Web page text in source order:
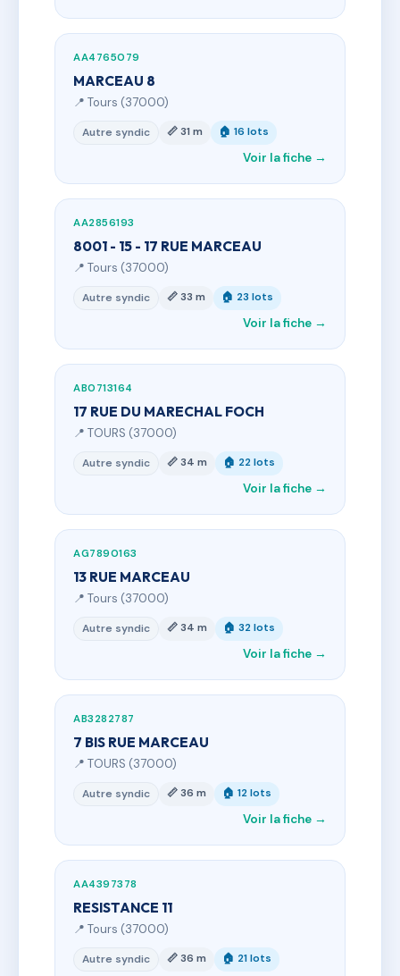
AA4765079
MARCEAU 8
📍 Tours (37000)
Autre syndic 📏 31 m 🏠 16 lots
Voir la fiche →
AA2856193
8001 - 15 - 17 RUE MARCEAU
📍 Tours (37000)
Autre syndic 📏 33 m 🏠 23 lots
Voir la fiche →
AB0713164
17 RUE DU MARECHAL FOCH
📍 TOURS (37000)
Autre syndic 📏 34 m 🏠 22 lots
Voir la fiche →
AG7890163
13 RUE MARCEAU
📍 Tours (37000)
Autre syndic 📏 34 m 🏠 32 lots
Voir la fiche →
AB3282787
7 BIS RUE MARCEAU
📍 TOURS (37000)
Autre syndic 📏 36 m 🏠 12 lots
Voir la fiche →
AA4397378
RESISTANCE 11
📍 Tours (37000)
Autre syndic 📏 36 m 🏠 21 lots